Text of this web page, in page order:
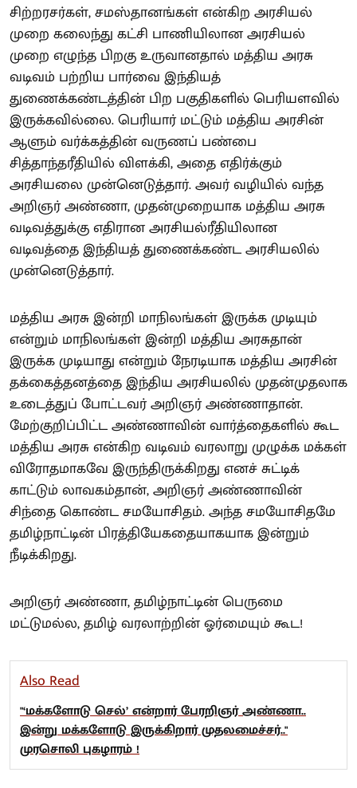
சிற்றரசர்கள், சமஸ்தானங்கள் என்கிற அரசியல்
முறை கலைந்து கட்சி பாணியிலான அரசியல்
முறை எழுந்த பிறகு உருவானதால் மத்திய அரசு
வடிவம் பற்றிய பார்வை இந்தியத்
துணைக்கண்டத்தின் பிற பகுதிகளில் பெரியளவில்
இருக்கவில்லை. பெரியார் மட்டும் மத்திய அரசின்
ஆளும் வர்க்கத்தின் வருணப் பண்பை
சித்தாந்தரீதியில் விளக்கி, அதை எதிர்க்கும்
அரசியலை முன்னெடுத்தார். அவர் வழியில் வந்த
அறிஞர் அண்ணா, முதன்முறையாக மத்திய அரசு
வடிவத்துக்கு எதிரான அரசியல்ரீதியிலான
வடிவத்தை இந்தியத் துணைக்கண்ட அரசியலில்
முன்னெடுத்தார்.
மத்திய அரசு இன்றி மாநிலங்கள் இருக்க முடியும்
என்றும் மாநிலங்கள் இன்றி மத்திய அரசுதான்
இருக்க முடியாது என்றும் நேரடியாக மத்திய அரசின்
தக்கைத்தனத்தை இந்திய அரசியலில் முதன்முதலாக
உடைத்துப் போட்டவர் அறிஞர் அண்ணாதான்.
மேற்குறிப்பிட்ட அண்ணாவின் வார்த்தைகளில் கூட
மத்திய அரசு என்கிற வடிவம் வரலாறு முழுக்க மக்கள்
விரோதமாகவே இருந்திருக்கிறது எனச் சுட்டிக்
காட்டும் லாவகம்தான், அறிஞர் அண்ணாவின்
சிந்தை கொண்ட சமயோசிதம். அந்த சமயோசிதமே
தமிழ்நாட்டின் பிரத்தியேகதையாகயாக இன்றும்
நீடிக்கிறது.
அறிஞர் அண்ணா, தமிழ்நாட்டின் பெருமை
மட்டுமல்ல, தமிழ் வரலாற்றின் ஓர்மையும் கூட!
Also Read
"‘மக்­க­ளோடு செல்’ என்றார் பேரறிஞர் அண்ணா..
இன்று மக்களோடு இருக்கிறார் முதலமைச்­சர்.."
முரசொலி புகழாரம் !